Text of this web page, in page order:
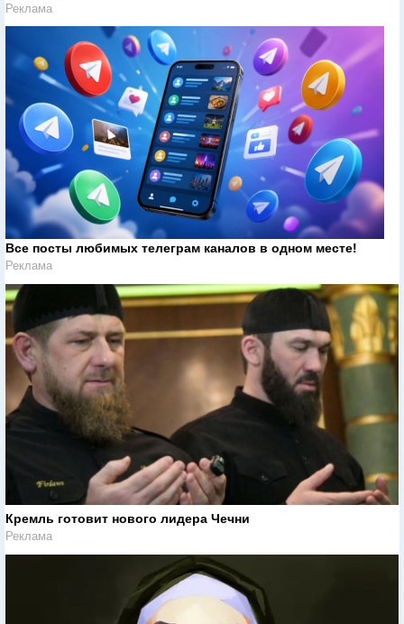
Реклама
Все посты любимых телеграм каналов в одном месте!
Реклама
Кремль готовит нового лидера Чечни
Реклама